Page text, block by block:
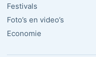
Festivals
Foto’s en video’s
Economie